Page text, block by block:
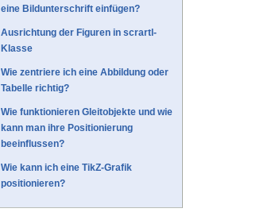
eine Bildunterschrift einfügen?
Ausrichtung der Figuren in scrartl-
Klasse
Wie zentriere ich eine Abbildung oder
Tabelle richtig?
Wie funktionieren Gleitobjekte und wie
kann man ihre Positionierung
beeinflussen?
Wie kann ich eine TikZ-Grafik
positionieren?